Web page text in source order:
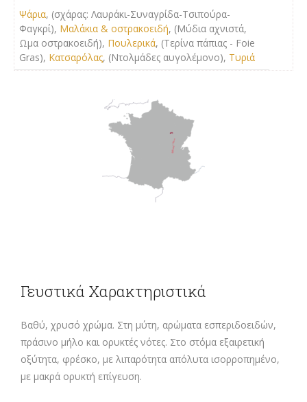
Ψάρια, (σχάρας: Λαυράκι-Συναγρίδα-Τσιπούρα-
Φαγκρί), Μαλάκια & οστρακοειδή, (Μύδια αχνιστά,
Ωμα οστρακοειδή), Πουλερικά, (Τερίνα πάπιας - Foie
Gras), Κατσαρόλας, (Ντολμάδες αυγολέμονο), Τυριά
Γευστικά Χαρακτηριστικά
Βαθύ, χρυσό χρώμα. Στη μύτη, αρώματα εσπεριδοειδών,
πράσινο μήλο και ορυκτές νότες. Στο στόμα εξαιρετική
οξύτητα, φρέσκο, με λιπαρότητα απόλυτα ισορροπημένο,
με μακρά ορυκτή επίγευση.